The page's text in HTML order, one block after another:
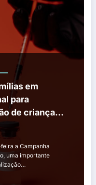
em
para
de crianças
a Campanha
uma importante